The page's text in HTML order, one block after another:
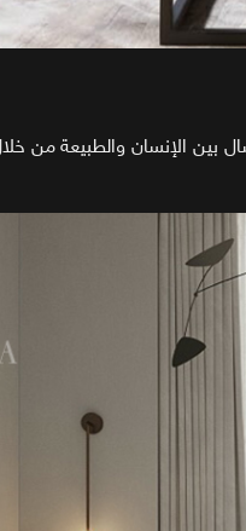
استمرار التفضيل للتصميم الذي يعزز الاتصال